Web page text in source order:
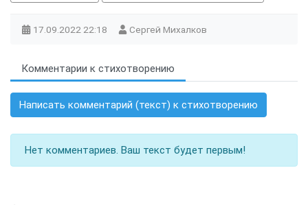
17.09.2022 22:18 Сергей Михалков
Комментарии к стихотворению
Написать комментарий (текст) к стихотворению
Нет комментариев. Ваш текст будет первым!